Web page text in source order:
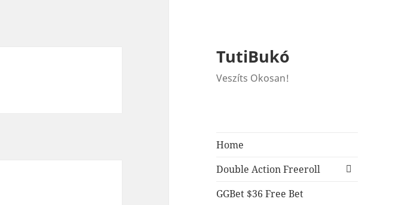
TutiBukó
Veszíts Okosan!
Home
Double Action Freeroll
expand
GGBet $36 Free Bet